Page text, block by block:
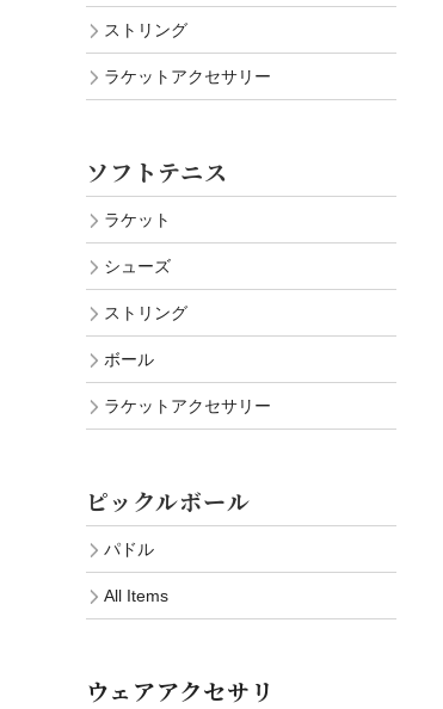
ストリング
ラケットアクセサリー
ソフトテニス
ラケット
シューズ
ストリング
ボール
ラケットアクセサリー
ピックルボール
パドル
All Items
ウェアアクセサリ